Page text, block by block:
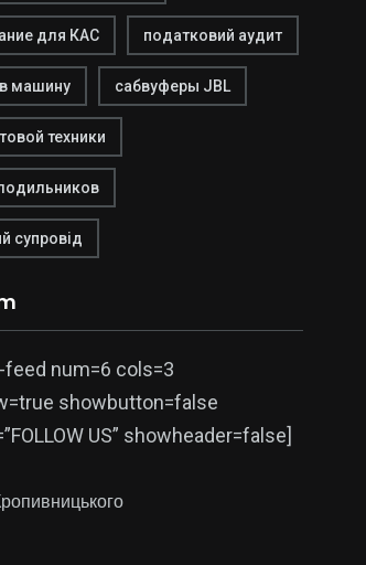
для КАС податковий аудит
машину сабвуферы JBL
техники
супровід
feed num=6 cols=3
showbutton=false
US” showheader=false]